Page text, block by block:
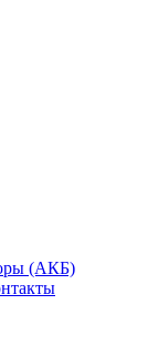
(АКБ)